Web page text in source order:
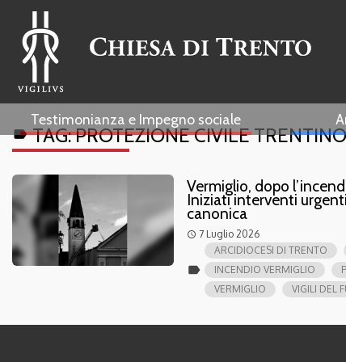
Testimonianza e Impegno sociale
labelTAG:PROTEZIONE CIVILE TRENTINO
Vermiglio, dopo
Iniziati interventi
canonica
access_time 7 Luglio 2026
label
ARCIDIOCESI DI TRENTO
INCENDIO VERMIGLIO
VERMIGLIO
VIGILI DEL